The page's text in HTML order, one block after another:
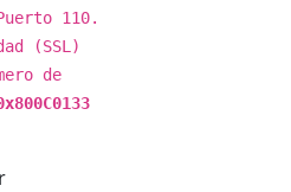
110.
(SSL)
de